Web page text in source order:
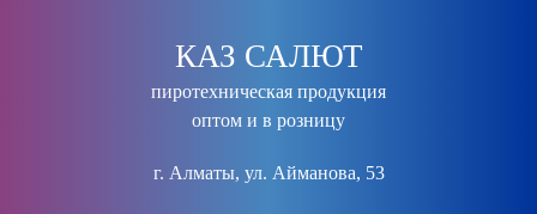
КАЗ САЛЮТ
пиротехническая продукция
оптом и в розницу
г. Алматы, ул. Айманова, 53